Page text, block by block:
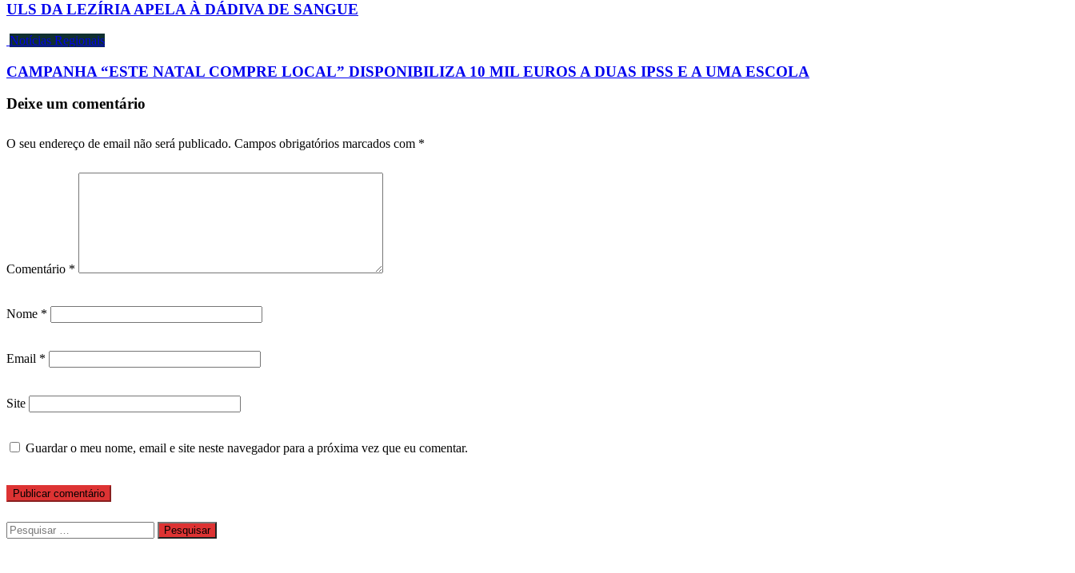
ULS DA LEZÍRIA APELA À DÁDIVA DE SANGUE
Notícias Regionais
CAMPANHA “ESTE NATAL COMPRE LOCAL” DISPONIBILIZA 10 MIL EUROS A DUAS IPSS E A UMA ESCOLA
Deixe um comentário
O seu endereço de email não será publicado. Campos obrigatórios marcados com *
Comentário *
Nome *
Email *
Site
Guardar o meu nome, email e site neste navegador para a próxima vez que eu comentar.
Pesquisar
por: